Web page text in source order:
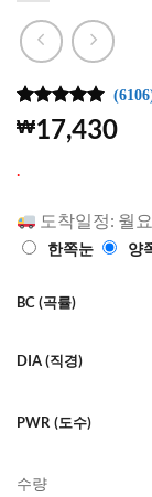
4.99 개의
고객 평가
로 5점 만
6106
₩17,430
.
도착일정: 월
한쪽눈 양
BC (곡률)
DIA (직경)
PWR (도수)
수량